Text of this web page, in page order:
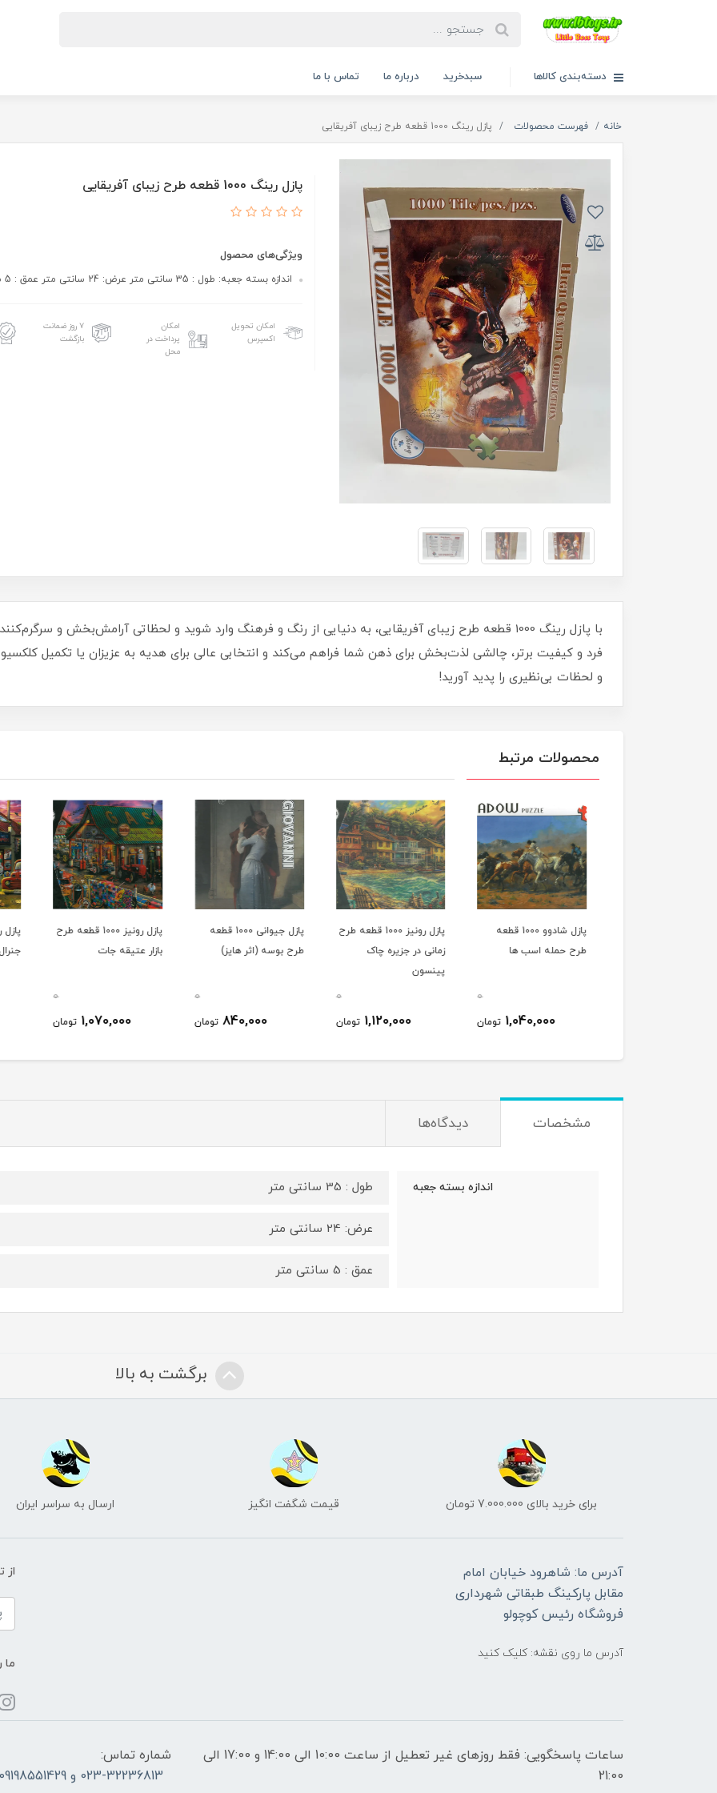
دسته‌بندی کالاها سبدخرید درباره ما تماس با ما
خانه فهرست محصولات پازل رینگ 1000 قطعه طرح زیبای آفریقایی
پازل رینگ 1000 قطعه طرح زیبای آفریقایی
ویژگی‌های محصول
اندازه بسته جعبه: طول : 35 سانتی متر عرض: 24 سانتی متر عمق : 5 سانتی متر
امکان تحویل
اکسپرس
امکان
پرداخت در
محل
۷ روز ضمانت
بازگشت
با پازل رینگ 1000 قطعه طرح زیبای آفریقایی، به دنیایی از رنگ و فرهنگ وارد شوید و لحظاتی آرامش‌بخش و
فرد و کیفیت برتر، چالشی لذت‌بخش برای ذهن شما فراهم می‌کند و انتخابی عالی برای هدیه به عزیزان یا تکمیل
و لحظات بی‌نظیری را پدید آورید!
محصولات مرتبط
پازل شادوو 1000 قطعه
طرح حمله اسب ها
0
1,040,000 تومان
پازل رونيز 1000 قطعه طرح
زمانی در جزیره چاک
پینسون
0
1,120,000 تومان
پازل جیوانی 1000 قطعه
طرح بوسه (اثر هایز)
0
840,000 تومان
پازل رونیز 1000 قطعه طرح
بازار عتیقه جات
0
1,070,000 تومان
مشخصات دیدگاه‌ها
اندازه بسته جعبه طول : 35 سانتی متر
عرض: 24 سانتی متر
عمق : 5 سانتی متر
برگشت به بالا
برای خرید بالای 7.000.000 تومان قیمت شگفت انگیز ارسال به سراسر ایران
آدرس ما: شاهرود خیابان امام
مقابل پارکینگ طبقاتی شهرداری
فروشگاه رئیس کوچولو
آدرس ما روی نقشه: کلیک کنید
از
ما
ساعات پاسخگویی: فقط روزهای غیر تعطیل از ساعت 10:00 الی 14:00 و 17:00 الی
21:00
شماره تماس:
023-32236813 و 09198551429